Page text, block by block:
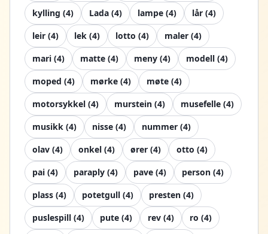
kylling (4) Lada (4) lampe (4) lår (4)
leir (4) lek (4) lotto (4) maler (4)
mari (4) matte (4) meny (4) modell (4)
moped (4) mørke (4) møte (4)
motorsykkel (4) murstein (4) musefelle (4)
musikk (4) nisse (4) nummer (4)
olav (4) onkel (4) ører (4) otto (4)
pai (4) paraply (4) pave (4) person (4)
plass (4) potetgull (4) presten (4)
puslespill (4) pute (4) rev (4) ro (4)